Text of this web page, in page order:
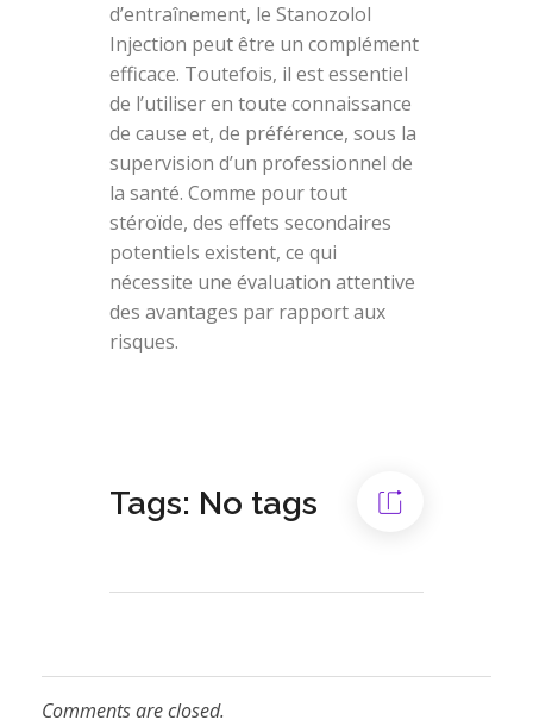
d’entraînement, le Stanozolol
Injection peut être un complément
efficace. Toutefois, il est essentiel
de l’utiliser en toute connaissance
de cause et, de préférence, sous la
supervision d’un professionnel de
la santé. Comme pour tout
stéroïde, des effets secondaires
potentiels existent, ce qui
nécessite une évaluation attentive
des avantages par rapport aux
risques.
Tags: No tags
Comments are closed.